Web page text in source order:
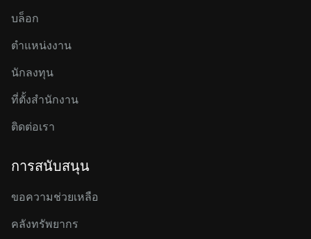
บล็อก
ตำแหน่งงาน
นักลงทุน
ที่ตั้งสำนักงาน
ติดต่อเรา
การสนับสนุน
ขอความช่วยเหลือ
คลังทรัพยากร